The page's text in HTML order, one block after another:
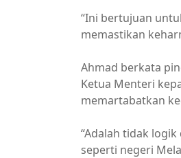
“Ini bertujuan
memastikan
Ahmad berkata
Ketua Menteri
memartabatkan
“Adalah tidak
seperti negeri